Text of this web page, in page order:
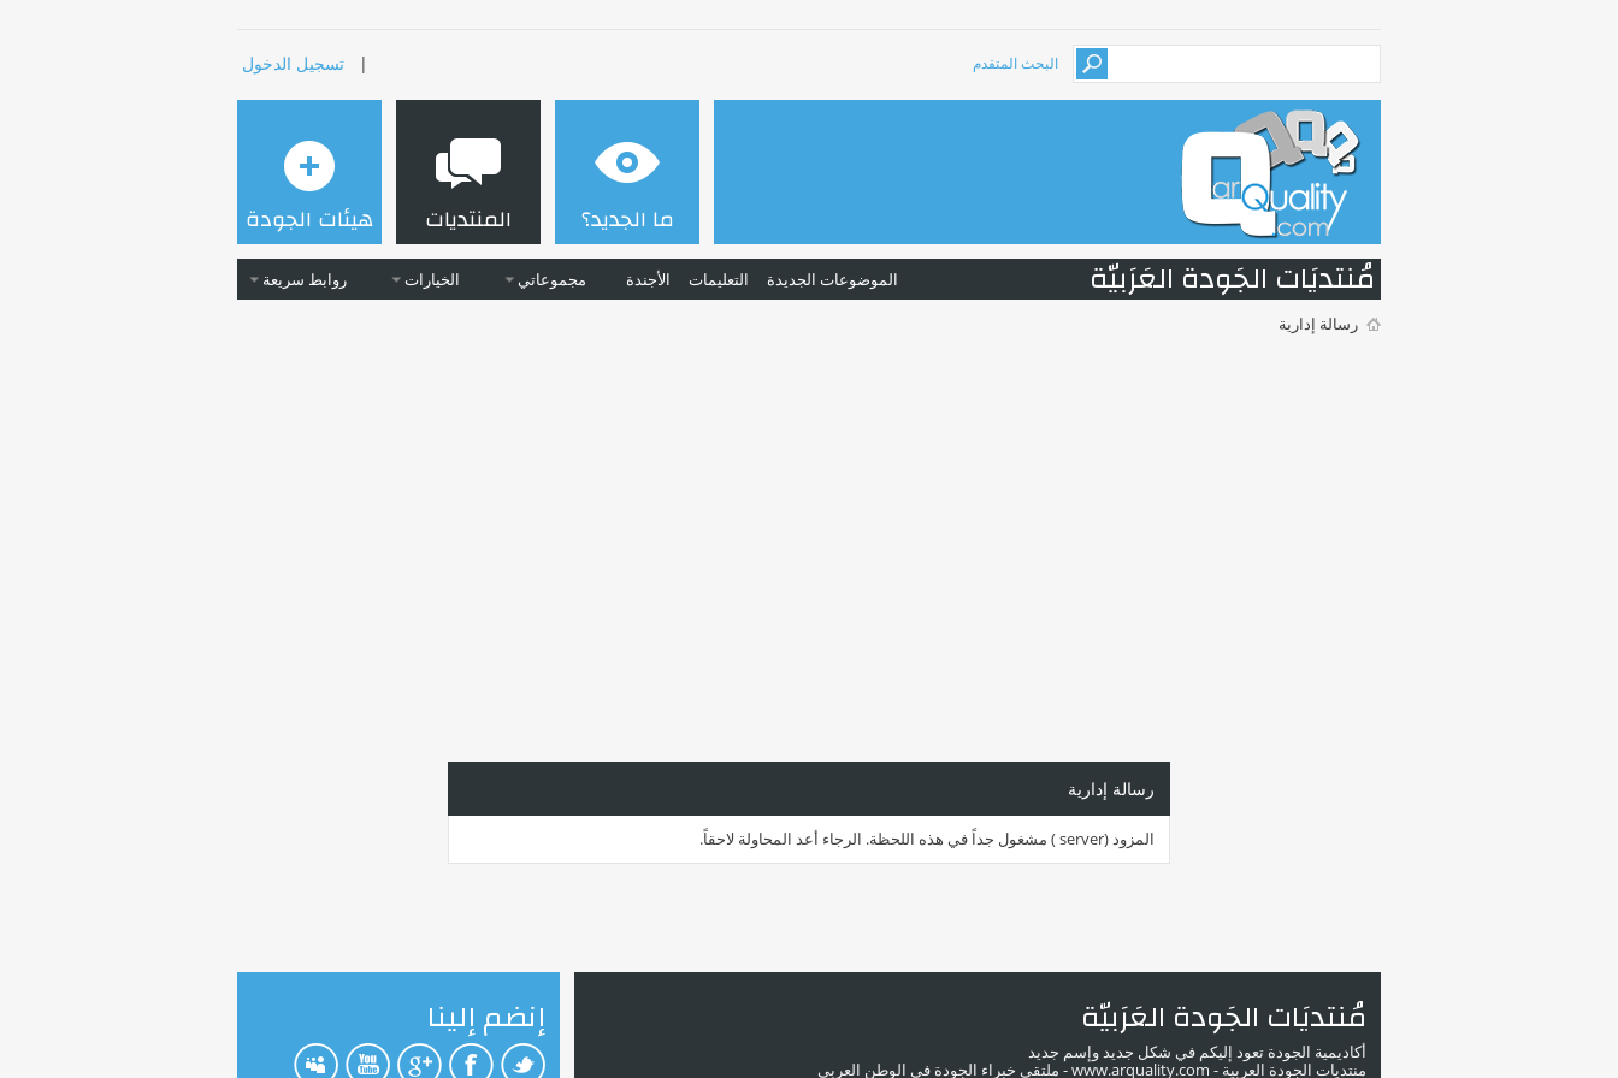
البحث المتقدم | تسجيل الدخول
ما الجديد؟ المنتديات
الموضوعات الجديدة التعليمات الأجندة مجموعاتي الخيارات روابط سريعة
هيئات الجودة
مُنتديَات الجَودة العَرَبيّة
رسالة إدارية
رسالة إدارية
المزود (server ) مشغول جداً في هذه اللحظة. الرجاء أعد المحاولة لاحقاً.
مُنتديَات الجَودة العَرَبيّة
أكاديمية الجودة تعود إليكم في شكل جديد وإسم جديد
منتديات الجودة العربية - www.arquality.com - ملتقى خبراء الجودة في الوطن العربي
إنضم إلينا